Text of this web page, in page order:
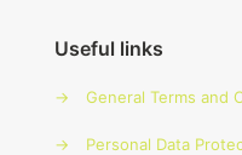
Useful links
→ General Terms and
→ Personal Data